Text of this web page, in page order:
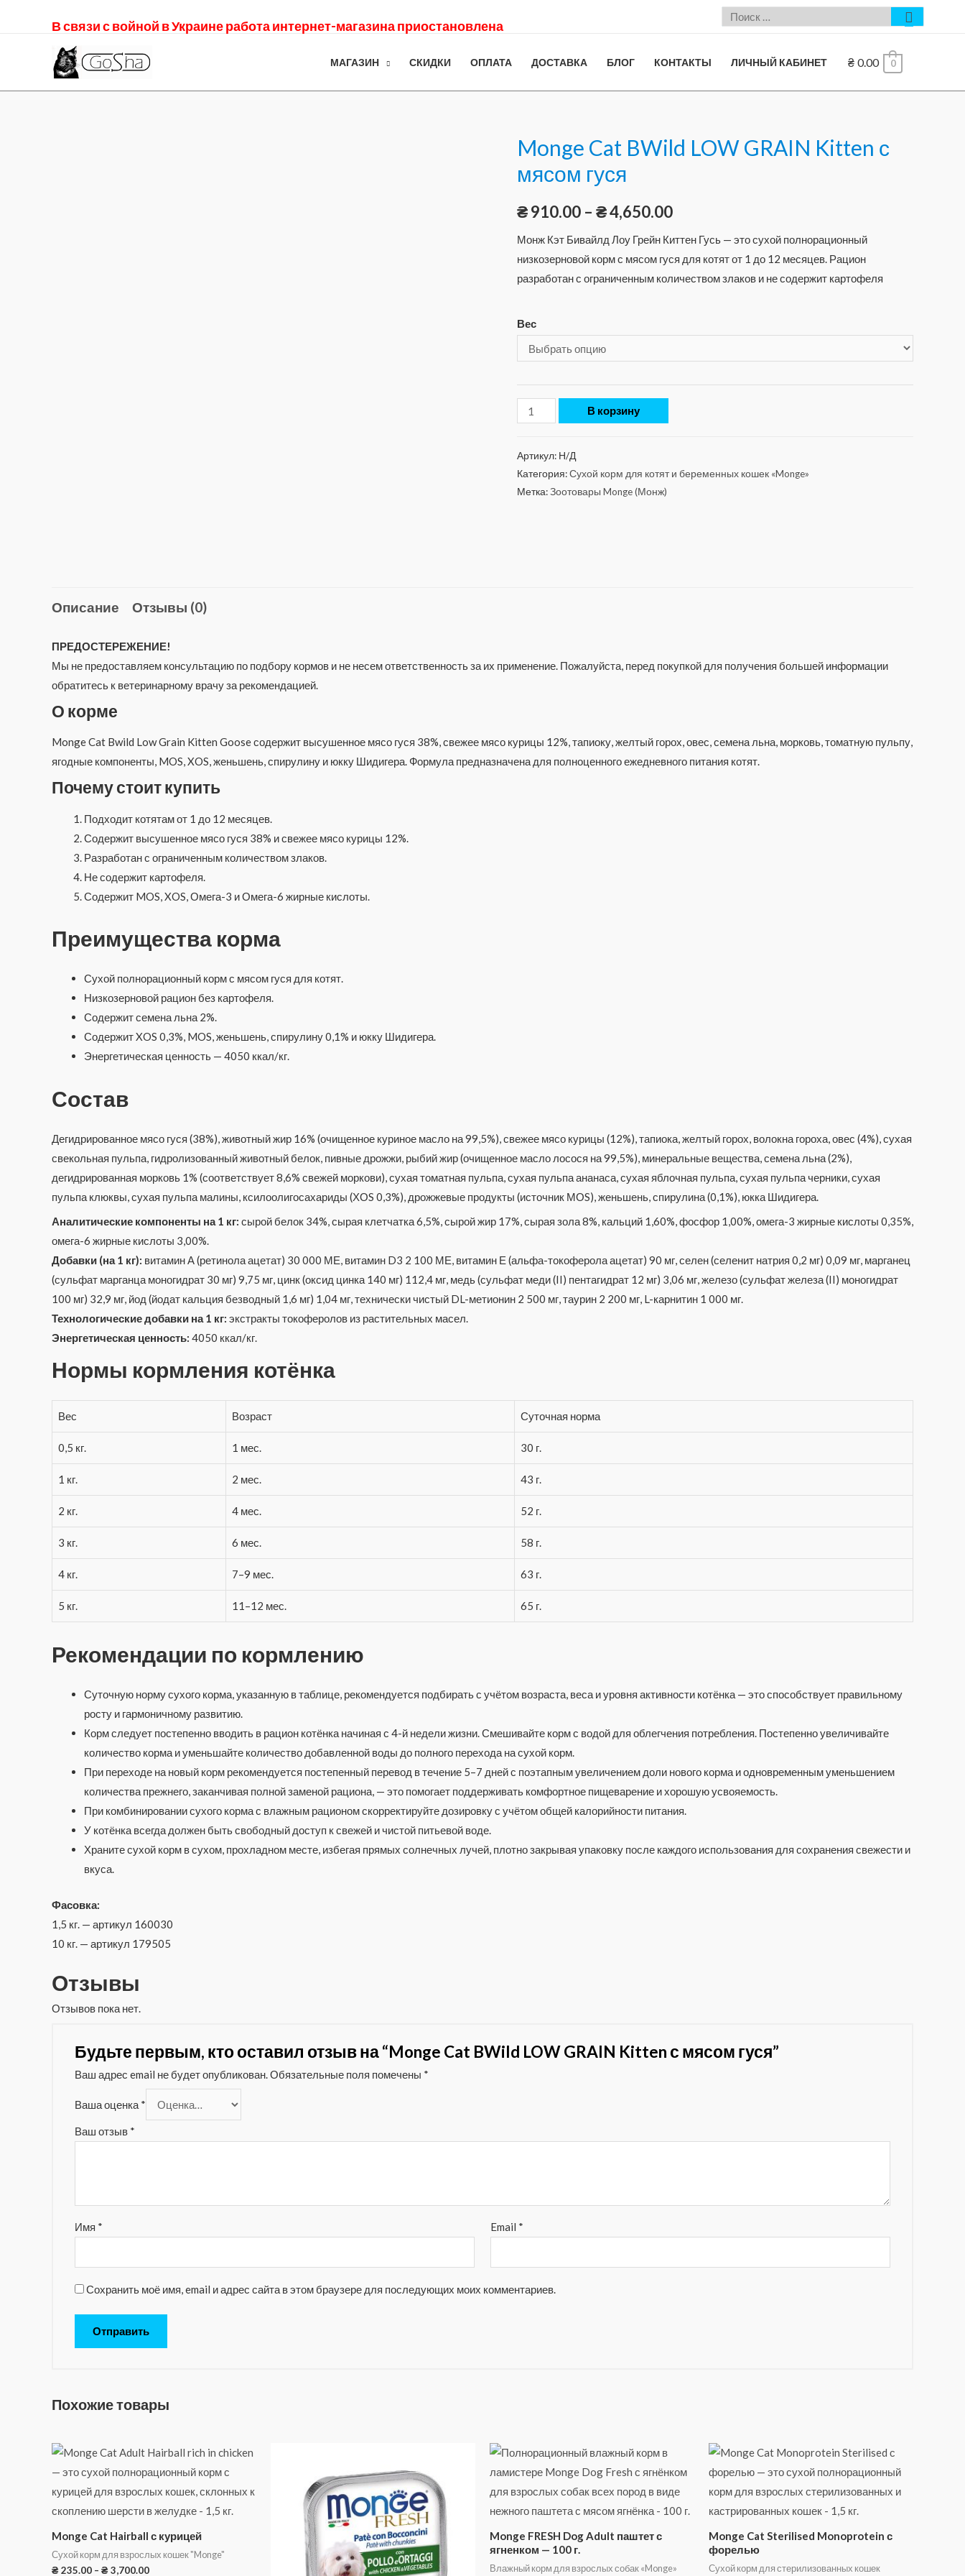
В связи с войной в Украине работа интернет-магазина приостановлена
МАГАЗИН СКИДКИ ОПЛАТА ДОСТАВКА БЛОГ КОНТАКТЫ ЛИЧНЫЙ КАБИНЕТ ₴ 0.00 0
Monge Cat BWild LOW GRAIN Kitten с
мясом гуся
₴910.00 – ₴4,650.00
Монж Кэт Бивайлд Лоу Грейн Киттен Гусь — это сухой полнорационный
низкозерновой корм с мясом гуся для котят от 1 до 12 месяцев. Рацион
разработан с ограниченным количеством злаков и не содержит картофеля
Вес
В корзину
Артикул: Н/Д
Категория:Сухой корм для котят и беременных кошек «Monge»
Метка:Зоотовары Monge (Монж)
Описание Отзывы (0)
ПРЕДОСТЕРЕЖЕНИЕ!
Мы не предоставляем консультацию по подбору кормов и не несем ответственность за их применение. Пожалуйста, перед покупкой для получения большей информации
обратитесь к ветеринарному врачу за рекомендацией.
О корме
Monge Cat Bwild Low Grain Kitten Goose содержит высушенное мясо гуся 38%, свежее мясо курицы 12%, тапиоку, желтый горох, овес, семена льна, морковь, томатную пульпу,
ягодные компоненты, MOS, XOS, женьшень, спирулину и юкку Шидигера. Формула предназначена для полноценного ежедневного питания котят.
Почему стоит купить
Подходит котятам от 1 до 12 месяцев.
Содержит высушенное мясо гуся 38% и свежее мясо курицы 12%.
Разработан с ограниченным количеством злаков.
Не содержит картофеля.
Содержит MOS, XOS, Омега-3 и Омега-6 жирные кислоты.
Преимущества корма
Сухой полнорационный корм с мясом гуся для котят.
Низкозерновой рацион без картофеля.
Содержит семена льна 2%.
Содержит XOS 0,3%, MOS, женьшень, спирулину 0,1% и юкку Шидигера.
Энергетическая ценность — 4050 ккал/кг.
Состав
Дегидрированное мясо гуся (38%), животный жир 16% (очищенное куриное масло на 99,5%), свежее мясо курицы (12%), тапиока, желтый горох, волокна гороха, овес (4%), сухая
свекольная пульпа, гидролизованный животный белок, пивные дрожжи, рыбий жир (очищенное масло лосося на 99,5%), минеральные вещества, семена льна (2%),
дегидрированная морковь 1% (соответствует 8,6% свежей моркови), сухая томатная пульпа, сухая пульпа ананаса, сухая яблочная пульпа, сухая пульпа черники, сухая
пульпа клюквы, сухая пульпа малины, ксилоолигосахариды (ХОS 0,3%), дрожжевые продукты (источник МОS), женьшень, спирулина (0,1%), юкка Шидигера.
Аналитические компоненты на 1 кг: сырой белок 34%, сырая клетчатка 6,5%, сырой жир 17%, сырая зола 8%, кальций 1,60%, фосфор 1,00%, омега-3 жирные кислоты 0,35%,
омега-6 жирные кислоты 3,00%.
Добавки (на 1 кг): витамин А (ретинола ацетат) 30 000 МЕ, витамин D3 2 100 МЕ, витамин Е (альфа-токоферола ацетат) 90 мг, селен (селенит натрия 0,2 мг) 0,09 мг, марганец
(сульфат марганца моногидрат 30 мг) 9,75 мг, цинк (оксид цинка 140 мг) 112,4 мг, медь (сульфат меди (II) пентагидрат 12 мг) 3,06 мг, железо (сульфат железа (II) моногидрат
100 мг) 32,9 мг, йод (йодат кальция безводный 1,6 мг) 1,04 мг, технически чистый DL-метионин 2 500 мг, таурин 2 200 мг, L-карнитин 1 000 мг.
Технологические добавки на 1 кг: экстракты токоферолов из растительных масел.
Энергетическая ценность: 4050 ккал/кг.
Нормы кормления котёнка
Вес Возраст Суточная норма
0,5 кг. 1 мес. 30 г.
1 кг. 2 мес. 43 г.
2 кг. 4 мес. 52 г.
3 кг. 6 мес. 58 г.
4 кг. 7–9 мес. 63 г.
5 кг. 11–12 мес. 65 г.
Рекомендации по кормлению
Суточную норму сухого корма, указанную в таблице, рекомендуется подбирать с учётом возраста, веса и уровня активности котёнка — это способствует правильному
росту и гармоничному развитию.
Корм следует постепенно вводить в рацион котёнка начиная с 4-й недели жизни. Смешивайте корм с водой для облегчения потребления. Постепенно увеличивайте
количество корма и уменьшайте количество добавленной воды до полного перехода на сухой корм.
При переходе на новый корм рекомендуется постепенный перевод в течение 5–7 дней с поэтапным увеличением доли нового корма и одновременным уменьшением
количества прежнего, заканчивая полной заменой рациона, — это помогает поддерживать комфортное пищеварение и хорошую усвояемость.
При комбинировании сухого корма с влажным рационом скорректируйте дозировку с учётом общей калорийности питания.
У котёнка всегда должен быть свободный доступ к свежей и чистой питьевой воде.
Храните сухой корм в сухом, прохладном месте, избегая прямых солнечных лучей, плотно закрывая упаковку после каждого использования для сохранения свежести и
вкуса.
Фасовка:
1,5 кг. — артикул 160030
10 кг. — артикул 179505
Отзывы
Отзывов пока нет.
Будьте первым, кто оставил отзыв на “Monge Cat BWild LOW GRAIN Kitten с мясом гуся”
Ваш адрес email не будет опубликован. Обязательные поля помечены *
Ваша оценка *
Ваш отзыв *
Имя * Email *
Сохранить моё имя, email и адрес сайта в этом браузере для последующих моих комментариев.
Похожие товары
Monge Cat Hairball с курицей
Сухой корм для взрослых кошек "Monge"
₴ 235.00 – ₴ 3,700.00
Monge FRESH Dog Adult паштет с
ягненком — 100 г.
Влажный корм для взрослых собак «Monge»
Monge Cat Sterilised Monoprotein с
форелью
Сухой корм для стерилизованных кошек